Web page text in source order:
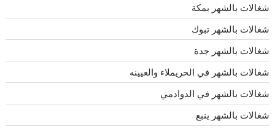
شغالات بالشهر بمكة
شغالات بالشهر تبوك
شغالات بالشهر جدة
شغالات بالشهر في الحريملاء والعيينه
شغالات بالشهر في الدوادمي
شغالات بالشهر ينبع